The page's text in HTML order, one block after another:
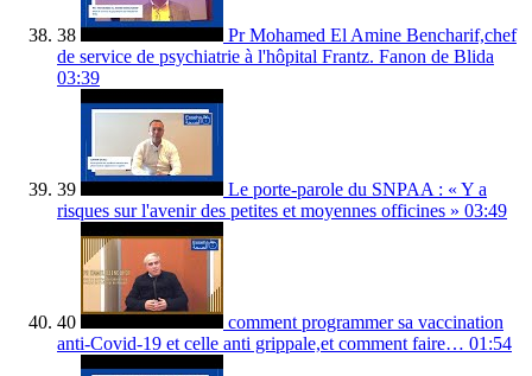
38
Pr Mohamed El Amine Bencharif,chef
de service de psychiatrie à l'hôpital Frantz. Fanon de Blida
03:39
39
Le porte-parole du SNPAA : « Y a
risques sur l'avenir des petites et moyennes officines » 03:49
40
comment programmer sa vaccination
anti-Covid-19 et celle anti grippale,et comment faire… 01:54